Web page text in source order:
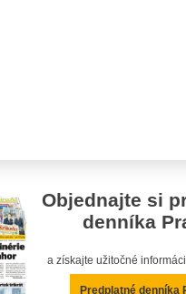
Objednajte si
denníka
a získajte užitočné
Predplatné denníka